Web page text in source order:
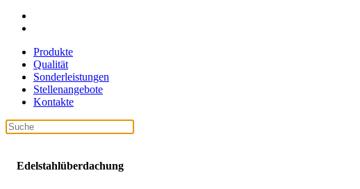
Produkte
Qualität
Sonderleistungen
Stellenangebote
Kontakte
Edelstahlüberdachung